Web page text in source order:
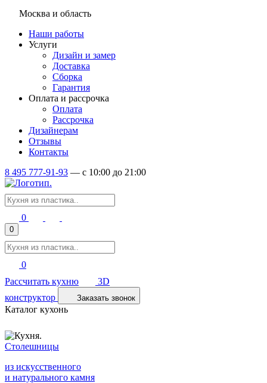
Москва и область
Наши работы
Услуги
Дизайн и замер
Доставка
Сборка
Гарантия
Оплата и рассрочка
Оплата
Рассрочка
Дизайнерам
Отзывы
Контакты
8 495 777-91-93 — c 10:00 до 21:00
0
0
0
Рассчитать кухню
3D
конструктор
Заказать звонок
Каталог кухонь
Столешницы
из искусственного
и натурального камня